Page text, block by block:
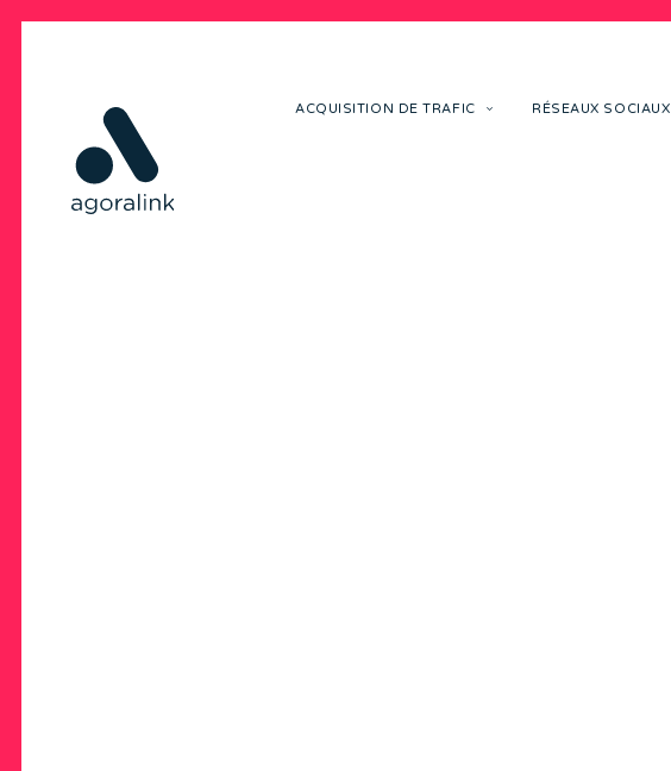
ACQUISITION DE TRAFIC RÉSEAUX SOCIAUX